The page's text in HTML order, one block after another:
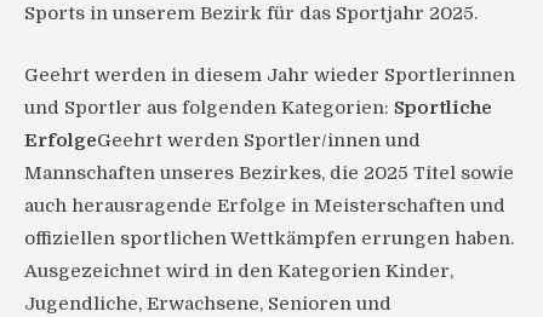
Sports in unserem Bezirk für das Sportjahr 2025.
Geehrt werden in diesem Jahr wieder Sportlerinnen
und Sportler aus folgenden Kategorien: Sportliche
ErfolgeGeehrt werden Sportler/innen und
Mannschaften unseres Bezirkes, die 2025 Titel sowie
auch herausragende Erfolge in Meisterschaften und
offiziellen sportlichen Wettkämpfen errungen haben.
Ausgezeichnet wird in den Kategorien Kinder,
Jugendliche, Erwachsene, Senioren und